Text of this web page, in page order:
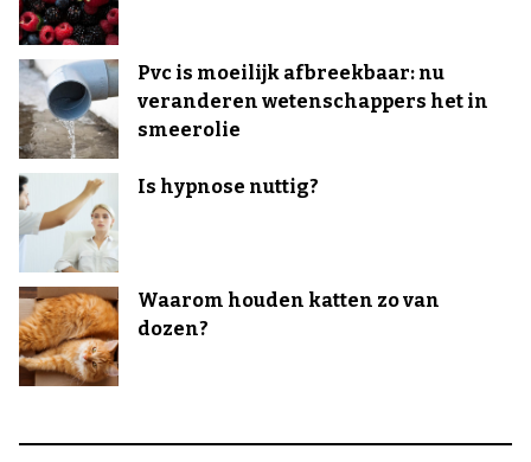
Pvc is moeilijk afbreekbaar: nu
veranderen wetenschappers het in
smeerolie
Is hypnose nuttig?
Waarom houden katten zo van
dozen?